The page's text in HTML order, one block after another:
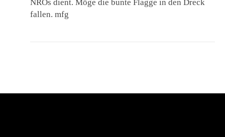
NROs dient. Möge die bunte Flagge in den Dreck
fallen. mfg